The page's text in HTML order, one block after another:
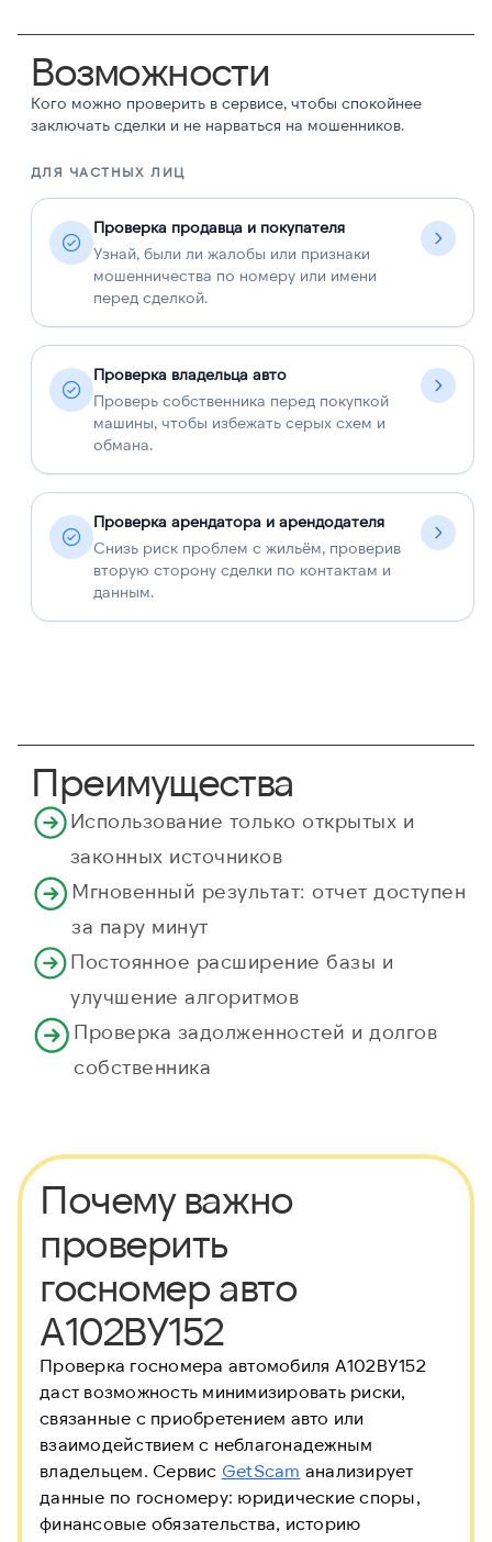
Возможности
Кого можно проверить в сервисе, чтобы спокойнее
заключать сделки и не нарваться на мошенников.
ДЛЯ ЧАСТНЫХ ЛИЦ
Проверка продавца и покупателя
Узнай, были ли жалобы или признаки
мошенничества по номеру или имени
перед сделкой.
Проверка владельца авто
Проверь собственника перед покупкой
машины, чтобы избежать серых схем и
обмана.
Проверка арендатора и арендодателя
Снизь риск проблем с жильём, проверив
вторую сторону сделки по контактам и
данным.
Преимущества
Использование только открытых и
законных источников
Мгновенный результат: отчет доступен
за пару минут
Постоянное расширение базы и
улучшение алгоритмов
Проверка задолженностей и долгов
собственника
Почему важно
проверить
госномер авто
А102ВУ152
Проверка госномера автомобиля А102ВУ152
даст возможность минимизировать риски,
связанные с приобретением авто или
взаимодействием с неблагонадежным
владельцем. Сервис GetScam анализирует
данные по госномеру: юридические споры,
финансовые обязательства, историю